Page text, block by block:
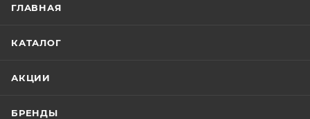
ГЛАВНАЯ
КАТАЛОГ
АКЦИИ
БРЕНДЫ